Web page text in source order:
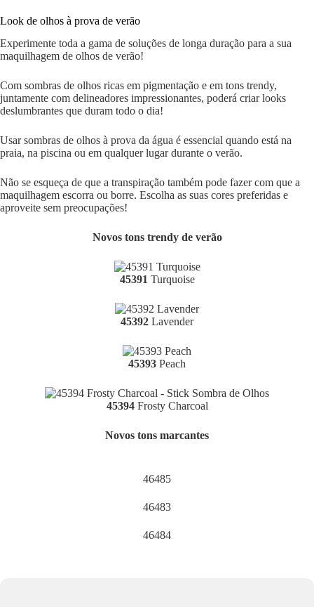
Look de olhos à prova de verão
Experimente toda a gama de soluções de longa duração para a sua
maquilhagem de olhos de verão!
Com sombras de olhos ricas em pigmentação e em tons trendy,
juntamente com delineadores impressionantes, poderá criar looks
deslumbrantes que duram todo o dia!
Usar sombras de olhos à prova da água é essencial quando está na
praia, na piscina ou em qualquer lugar durante o verão.
Não se esqueça de que a transpiração também pode fazer com que a
maquilhagem escorra ou borre. Escolha as suas cores preferidas e
aproveite sem preocupações!
Novos tons trendy de verão
45391 Turquoise
45392 Lavender
45393 Peach
45394 Frosty Charcoal
Novos tons marcantes
46485
46483
46484